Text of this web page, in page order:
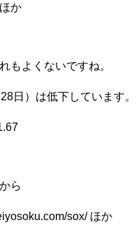
か
もよくないですね。
日）は低下しています。
ら
sox/ ほか